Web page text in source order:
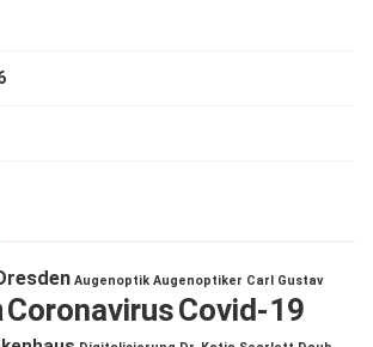
Augenoptik Augenoptiker Carl Gustav
CoronavirusCovid-19